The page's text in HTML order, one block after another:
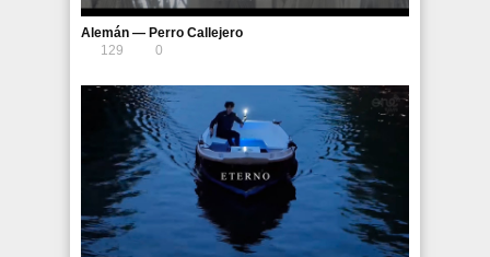
Alemán — Perro Callejero
129
0